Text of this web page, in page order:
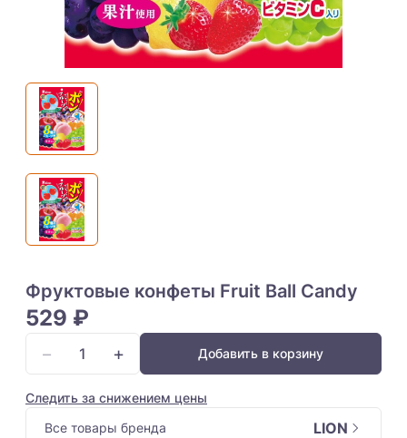
Фруктовые конфеты Fruit Ball Candy
529 ₽
− + Добавить в корзину
Следить за снижением цены
Все товары бренда
LION